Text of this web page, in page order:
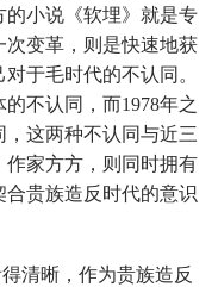
的小说《软埋》就是专
次变革，则是快速地获
于毛时代的不认同。
不认同，而1978年之
这两种不认同与近三
家方方，则同时拥有
贵族造反时代的意识
清晰，作为贵族造反